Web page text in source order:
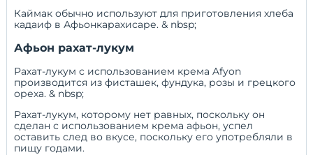
Каймак обычно используют для приготовления хлеба
кадаиф в Афьонкарахисаре. & nbsp;
Афьон рахат-лукум
Рахат-лукум с использованием крема Afyon
производится из фисташек, фундука, розы и грецкого
ореха. & nbsp;
Рахат-лукум, которому нет равных, поскольку он
сделан с использованием крема афьон, успел
оставить след во вкусе, поскольку его употребляли в
пищу годами.